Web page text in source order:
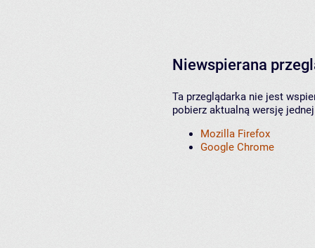
Niewspierana
Ta przeglądarka nie jest
pobierz aktualną wersję
Mozilla Firefox
Google Chrome